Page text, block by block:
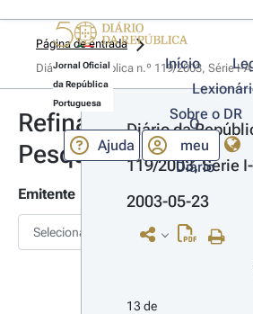
Jornal Oficial
da República
Portuguesa
Início
Sobre o DR
Ajuda
O
meu
Diário
Página de entrada
Diário da República n.º 119/2003, Série I-
Refinar
Pesquisa
Emitente
Selecionar
Diário da
119/2003, Série
2003-05-23
13 de